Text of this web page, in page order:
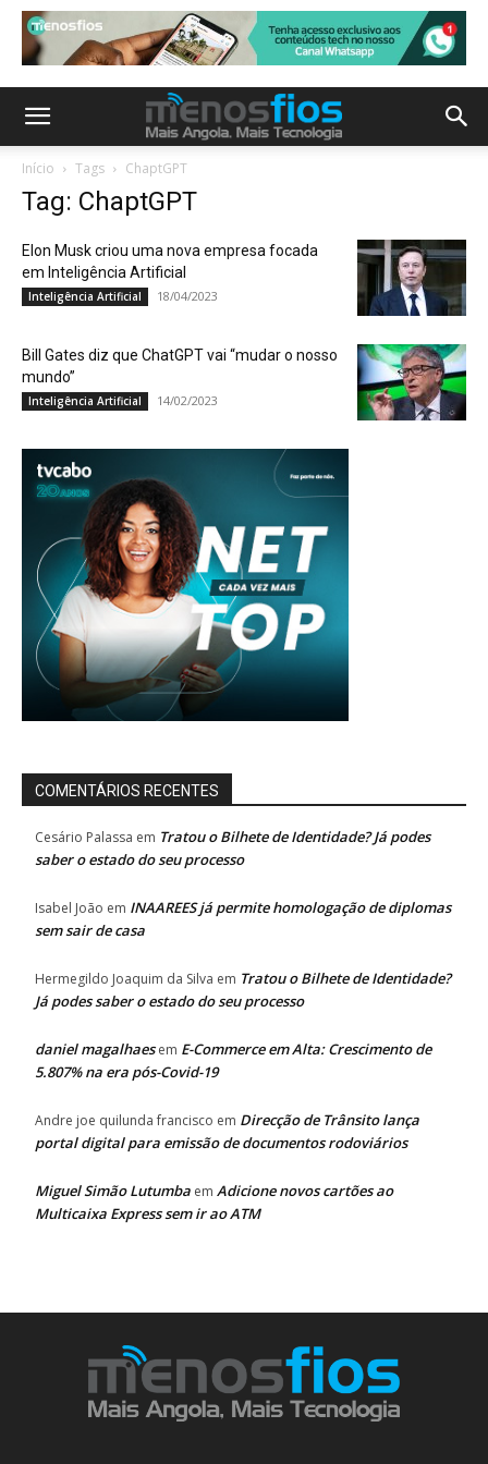
Início Tags ChaptGPT
Tag: ChaptGPT
Elon Musk criou uma nova empresa focada
em Inteligência Artificial
Inteligência Artificial 18/04/2023
Bill Gates diz que ChatGPT vai “mudar o nosso
mundo”
Inteligência Artificial 14/02/2023
COMENTÁRIOS RECENTES
Cesário Palassa em Tratou o Bilhete de Identidade? Já podes
saber o estado do seu processo
Isabel João em INAAREES já permite homologação de diplomas
sem sair de casa
Hermegildo Joaquim da Silva em Tratou o Bilhete de Identidade?
Já podes saber o estado do seu processo
daniel magalhaesem E-Commerce em Alta: Crescimento de
5.807% na era pós-Covid-19
Andre joe quilunda francisco em Direcção de Trânsito lança
portal digital para emissão de documentos rodoviários
Miguel Simão Lutumba em Adicione novos cartões ao
Multicaixa Express sem ir ao ATM